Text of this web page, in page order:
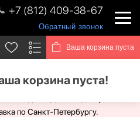
+7 (812) 409-38-67
Обратный звонок
Ваша корзина пуста
корзина пуста!
выходных. Для Вас доступен
по Санкт-Петербургу.